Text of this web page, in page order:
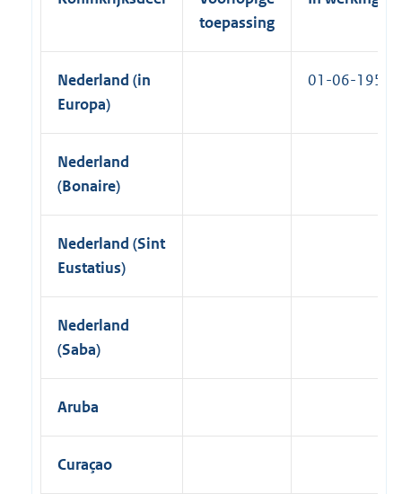
)
toepassing
Nederland (in
Europa)
01-06-1953
Nederland
(Bonaire)
Nederland (Sint
Eustatius)
Nederland
(Saba)
Aruba
Curaçao